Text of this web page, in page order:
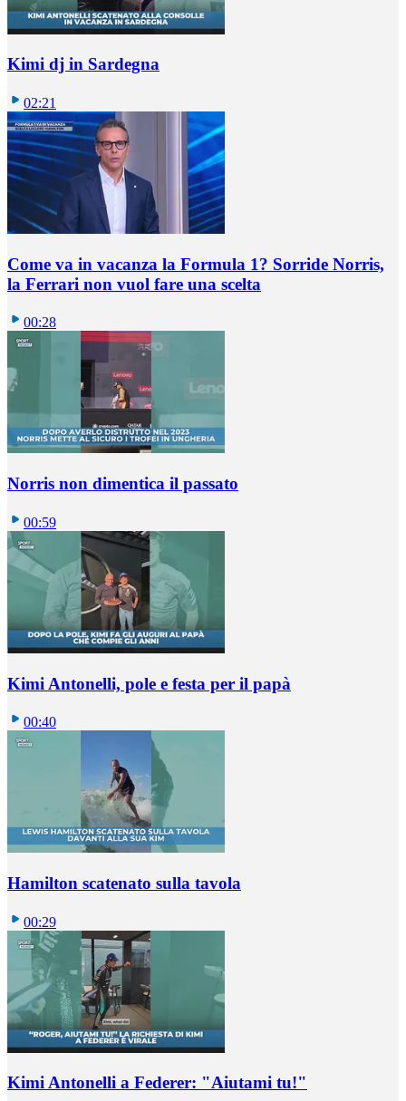
Kimi dj in Sardegna
02:21
Come va in vacanza la Formula 1? Sorride Norris,
la Ferrari non vuol fare una scelta
00:28
Norris non dimentica il passato
00:59
Kimi Antonelli, pole e festa per il papà
00:40
Hamilton scatenato sulla tavola
00:29
Kimi Antonelli a Federer: "Aiutami tu!"